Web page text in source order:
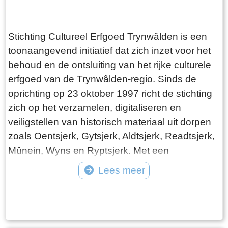
elementen zichtbaar zijn. De Historische Kring
Woudsend bestaat uit een 15-tal vrijwilligers. Zij
ontmoeten elkaar wekelijks in het dorpshuis om
historische informatie te ordenen en te werken
aan het dorpsarchief. Er is binnen het
dorpsarchief gekozen voor een thematisering op
basis van Personen, Verengingen, Straten,
Gebeurtenissen, Bouwwerken, en
Ondernemingen. Extra aandacht is gegeven
aan het thema Personen. De Historische Kring
Woudsend heeft ervoor gekozen om een groot
​Stichting Cultureel Erfgoed Trynwâlden is een
toonaangevend initiatief dat zich inzet voor het
behoud en de ontsluiting van het rijke culturele
erfgoed van de Trynwâlden-regio. Sinds de
oprichting op 23 oktober 1997 richt de stichting
zich op het verzamelen, digitaliseren en
veiligstellen van historisch materiaal uit dorpen
zoals Oentsjerk, Gytsjerk, Aldtsjerk, Readtsjerk,
Mûnein, Wyns en Ryptsjerk. Met een
indrukwekkende collectie van meer dan 13.000
gedigitaliseerde foto's, dia's en tekeningen,
bedrijven. Daarnaast beheert de stichting
Lees meer